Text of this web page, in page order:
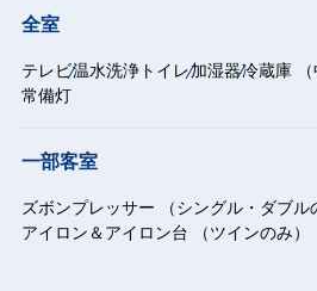
全室
テレビ温水洗浄トイレ加湿器冷蔵庫
常備灯
一部客室
ズボンプレッサー （シングル・ダブル
アイロン＆アイロン台 （ツインのみ）